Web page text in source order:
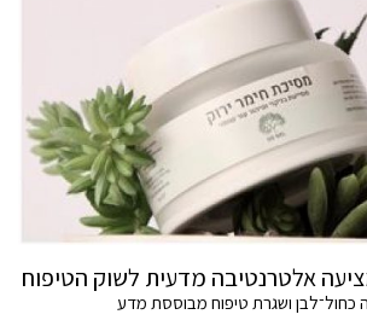
כחול־לבן ושגרת טיפוח מבוססת מדע